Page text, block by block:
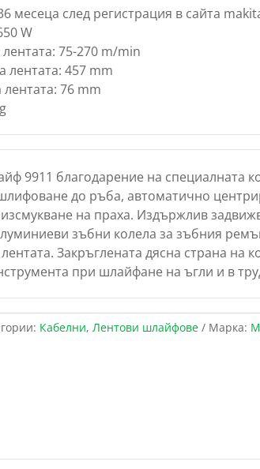
месеца след регистрация в сайта
W
75-270 m/min
лентата: 457 mm
76 mm
9911 благодарение на специалната
до ръба, автоматично
на праха. Издържлив
зъбни колела за зъбния
Закръглената дясна страна на
при шлайфане на ъгли и в
Кабелни, Лентови шлайфове Марка: